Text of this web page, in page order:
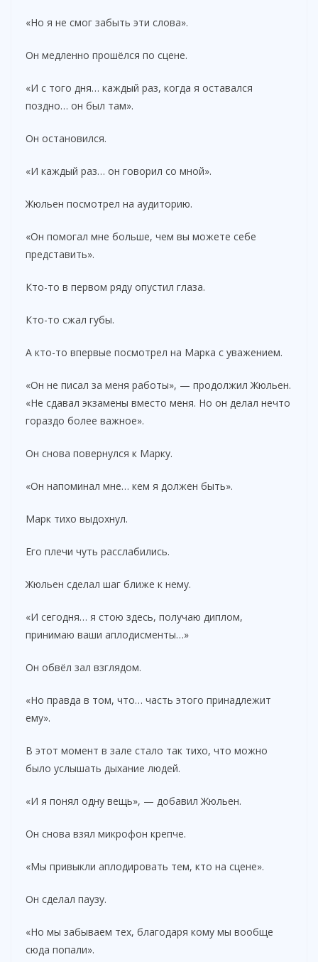
«Но я не смог забыть эти слова».
Он медленно прошёлся по сцене.
«И с того дня… каждый раз, когда я оставался
поздно… он был там».
Он остановился.
«И каждый раз… он говорил со мной».
Жюльен посмотрел на аудиторию.
«Он помогал мне больше, чем вы можете себе
представить».
Кто-то в первом ряду опустил глаза.
Кто-то сжал губы.
А кто-то впервые посмотрел на Марка с уважением.
«Он не писал за меня работы», — продолжил Жюльен.
«Не сдавал экзамены вместо меня. Но он делал нечто
гораздо более важное».
Он снова повернулся к Марку.
«Он напоминал мне… кем я должен быть».
Марк тихо выдохнул.
Его плечи чуть расслабились.
Жюльен сделал шаг ближе к нему.
«И сегодня… я стою здесь, получаю диплом,
принимаю ваши аплодисменты…»
Он обвёл зал взглядом.
«Но правда в том, что… часть этого принадлежит
ему».
В этот момент в зале стало так тихо, что можно
было услышать дыхание людей.
«И я понял одну вещь», — добавил Жюльен.
Он снова взял микрофон крепче.
«Мы привыкли аплодировать тем, кто на сцене».
Он сделал паузу.
«Но мы забываем тех, благодаря кому мы вообще
сюда попали».